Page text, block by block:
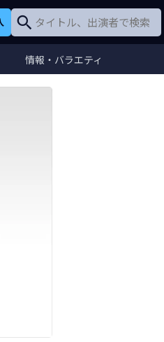
情報・バラエティ